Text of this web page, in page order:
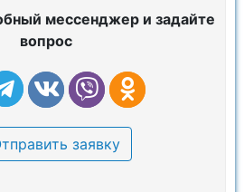
мессенджер и задайте
вопрос
заявку